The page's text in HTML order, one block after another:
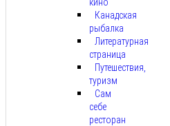
Канадская
рыбалка
Литературная
страница
Путешествия,
туризм
Сам
себе
ресторан